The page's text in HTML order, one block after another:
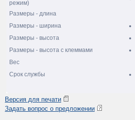
режим)
Размеры - длина
Размеры - ширина
Размеры - высота
Размеры - высота с клеммами
Вес
Срок службы
Версия для печати
Задать вопрос о предложении